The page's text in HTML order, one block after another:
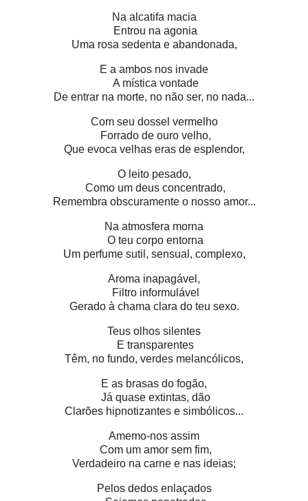
Na alcatifa macia
Entrou na agonia
Uma rosa sedenta e abandonada,
E a ambos nos invade
A mística vontade
De entrar na morte, no não ser, no nada...
Com seu dossel vermelho
Forrado de ouro velho,
Que evoca velhas eras de esplendor,
O leito pesado,
Como um deus concentrado,
Remembra obscuramente o nosso amor...
Na atmosfera morna
O teu corpo entorna
Um perfume sutil, sensual, complexo,
Aroma inapagável,
Filtro informulável
Gerado à chama clara do teu sexo.
Teus olhos silentes
E transparentes
Têm, no fundo, verdes melancólicos,
E as brasas do fogão,
Já quase extintas, dão
Clarões hipnotizantes e simbólicos...
Amemo-nos assim
Com um amor sem fim,
Verdadeiro na carne e nas ideias;
Pelos dedos enlaçados